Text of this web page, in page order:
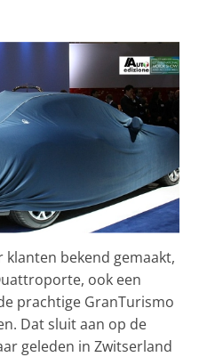
klanten bekend gemaakt,
ook een
prachtige GranTurismo
Dat sluit aan op de
geleden in Zwitserland